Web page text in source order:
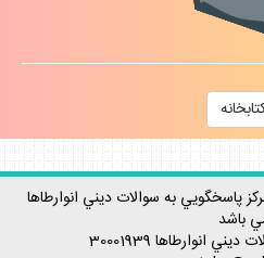
پاسخگويي به سوالات ديني انوارطاها
باشد
ديني انوارطاها 30001939